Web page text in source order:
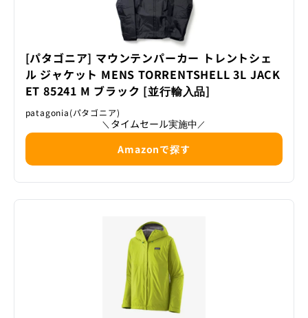
[パタゴニア] マウンテンパーカー トレントシェ
ル ジャケット MENS TORRENTSHELL 3L JACK
ET 85241 M ブラック [並行輸入品]
patagonia(パタゴニア)
＼ タイムセール実施中 ／
Amazonで探す